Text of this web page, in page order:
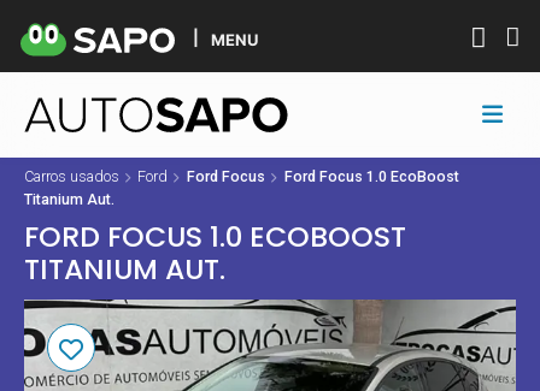
MENU
Carros usados Ford Ford Focus
Ford Focus 1.0 EcoBoost
Titanium Aut.
FORD FOCUS 1.0 ECOBOOST
TITANIUM AUT.